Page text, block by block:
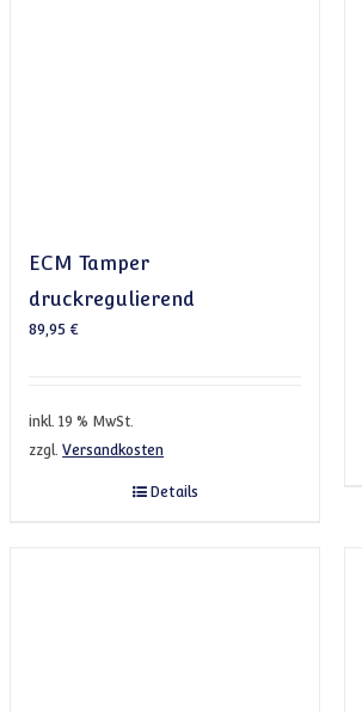
ECM Tamper
druckregulierend
89,95€
inkl. 19 % MwSt.
zzgl.Versandkosten
Details